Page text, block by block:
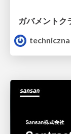
ガバメントク
techniczna